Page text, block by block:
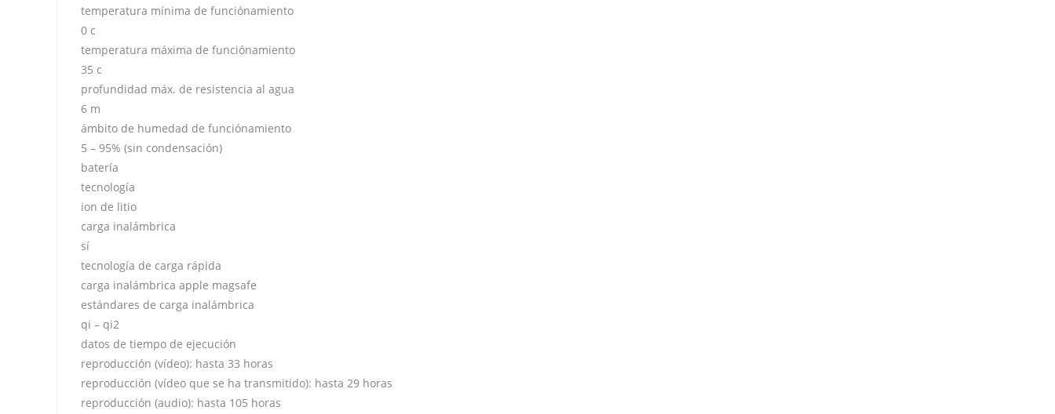
temperatura mínima de funciónamiento
0 c
temperatura máxima de funciónamiento
35 c
profundidad máx. de resistencia al agua
6 m
ámbito de humedad de funciónamiento
5 – 95% (sin condensación)
batería
tecnología
ion de litio
carga inalámbrica
sí
tecnología de carga rápida
carga inalámbrica apple magsafe
estándares de carga inalámbrica
qi – qi2
datos de tiempo de ejecución
reproducción (vídeo): hasta 33 horas
reproducción (vídeo que se ha transmitido): hasta 29 horas
reproducción (audio): hasta 105 horas